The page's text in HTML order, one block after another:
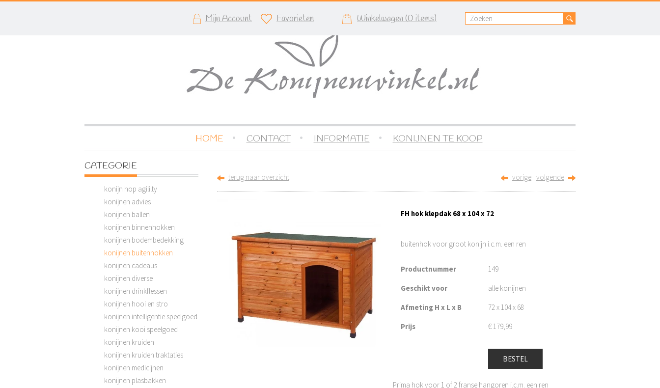
Mijn Account Favorieten Winkelwagen (0 items)
HOME CONTACT INFORMATIE KONIJNEN TE KOOP
CATEGORIE
konijn hop agililty
konijnen advies
konijnen ballen
konijnen binnenhokken
konijnen bodembedekking
konijnen buitenhokken
konijnen cadeaus
konijnen diverse
konijnen drinkflessen
konijnen hooi en stro
konijnen intelligentie speelgoed
konijnen kooi speelgoed
konijnen kruiden
konijnen kruiden traktaties
konijnen medicijnen
konijnen plasbakken
terug naar overzicht vorige volgende
FH hok klepdak 68 x 104 x 72
buitenhok voor groot konijn i.c.m. een ren
Productnummer 149
Geschikt voor alle konijnen
Afmeting H x L x B 72 x 104 x 68
Prijs € 179,99
BESTEL
Prima hok voor 1 of 2 franse hangoren i.c.m. een ren